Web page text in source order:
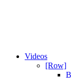
Videos
[Row]